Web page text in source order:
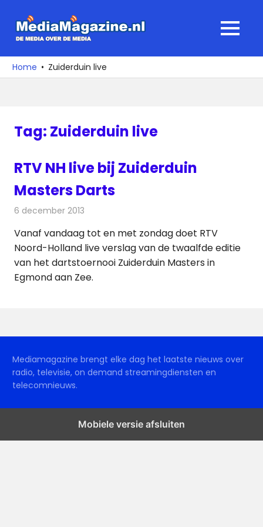
naar
media
over
MENU
Home Zuiderduin live
Tag: Zuiderduin live
RTV NH live bij Zuiderduin
Masters Darts
6 december 2013
Vanaf vandaag tot en met zondag doet RTV
Noord-Holland live verslag van de twaalfde editie
van het dartstoernooi Zuiderduin Masters in
Egmond aan Zee.
Mediamagazine brengt elke dag het laatste nieuws over
radio, televisie, on demand streamingdiensten en
telecomnieuws.
Mobiele versie afsluiten